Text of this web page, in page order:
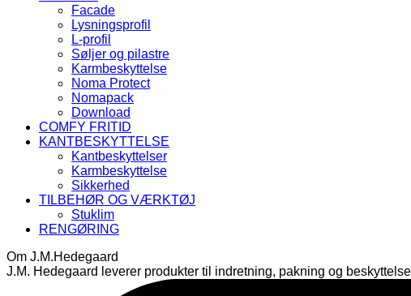
Facade
Lysningsprofil
L-profil
Søljer og pilastre
Karmbeskyttelse
Noma Protect
Nomapack
Download
COMFY FRITID
KANTBESKYTTELSE
Kantbeskyttelser
Karmbeskyttelse
Sikkerhed
TILBEHØR OG VÆRKTØJ
Stuklim
RENGØRING
Om J.M.Hedegaard
J.M. Hedegaard leverer produkter til indretning, pakning og